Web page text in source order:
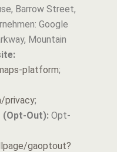
Barrow Street,
Google
Mountain
platform;
privacy;
(Opt-Out):Opt-
gaoptout?